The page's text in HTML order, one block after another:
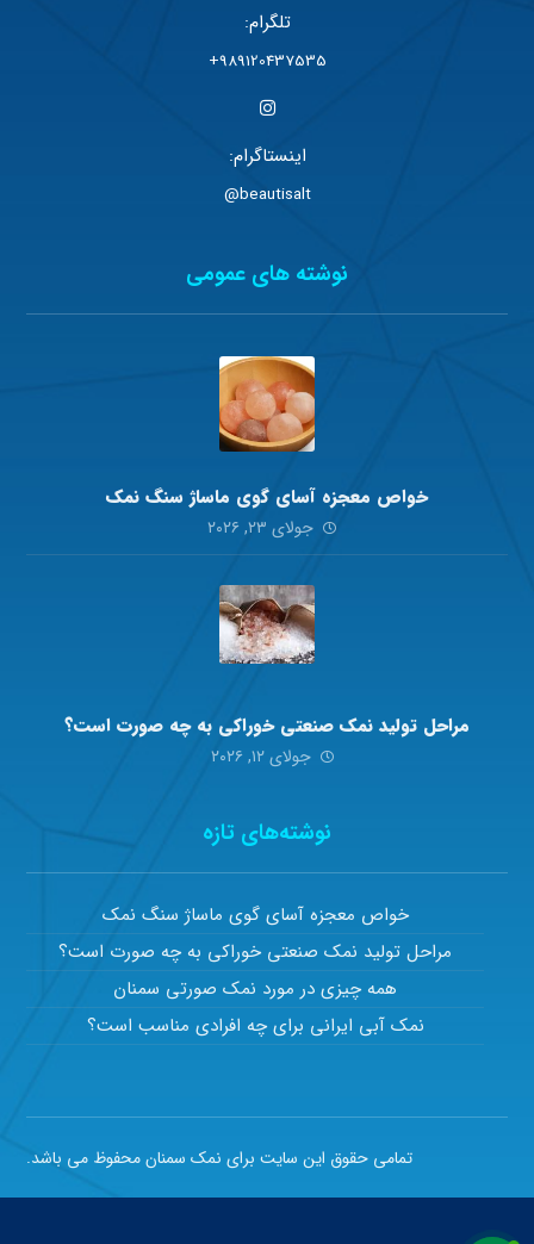
تلگرام:
989120437535+
اینستاگرام:
beautisalt@
نوشته های عمومی
خواص معجزه آسای گوی ماساژ سنگ نمک
جولای ۲۳, ۲۰۲۶
مراحل تولید نمک صنعتی خوراکی به چه صورت است؟
جولای ۱۲, ۲۰۲۶
نوشته‌های تازه
خواص معجزه آسای گوی ماساژ سنگ نمک
مراحل تولید نمک صنعتی خوراکی به چه صورت است؟
همه چیزی در مورد نمک صورتی سمنان
نمک آبی ایرانی برای چه افرادی مناسب است؟
تمامی حقوق این سایت برای نمک سمنان محفوظ می باشد.